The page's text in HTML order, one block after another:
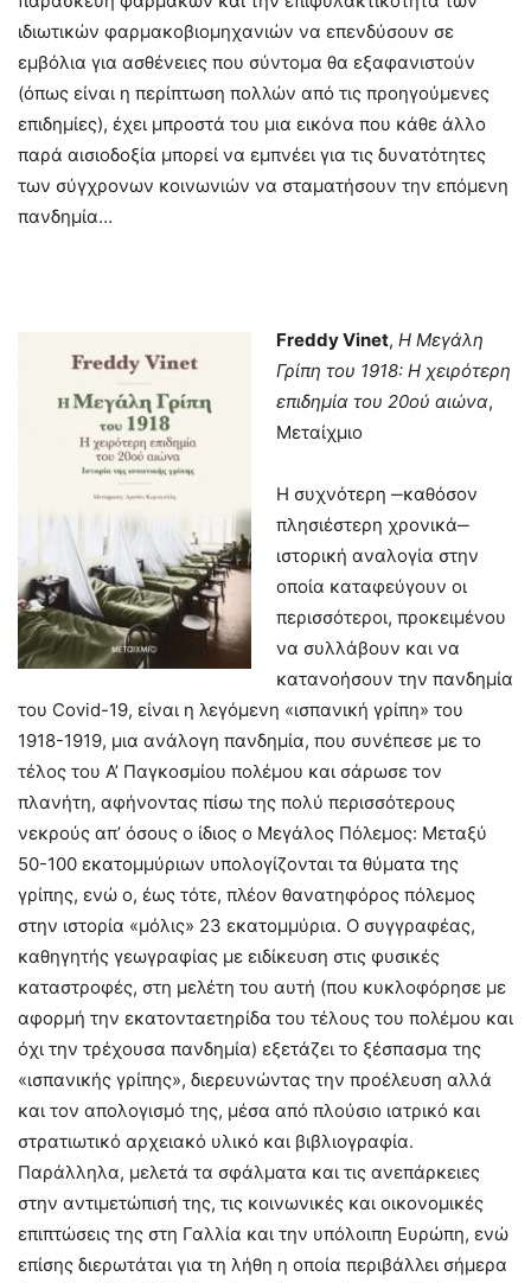
ιδιωτικών φαρμακοβιομηχανιών να επενδύσουν σε
εμβόλια για ασθένειες που σύντομα θα εξαφανιστούν
(όπως είναι η περίπτωση πολλών από τις προηγούμενες
επιδημίες), έχει μπροστά του μια εικόνα που κάθε άλλο
παρά αισιοδοξία μπορεί να εμπνέει για τις δυνατότητες
των σύγχρονων κοινωνιών να σταματήσουν την επόμενη
πανδημία…
FreddyVinet, Η Μεγάλη
Γρίπη του 1918: Η χειρότερη
επιδημία του 20ού αιώνα,
Μεταίχμιο
Η συχνότερη ‒καθόσον
πλησιέστερη χρονικά‒
ιστορική αναλογία στην
οποία καταφεύγουν οι
περισσότεροι, προκειμένου
να συλλάβουν και να
κατανοήσουν την πανδημία
του Covid-19, είναι η λεγόμενη «ισπανική γρίπη» του
1918-1919, μια ανάλογη πανδημία, που συνέπεσε με το
τέλος του Α’ Παγκοσμίου πολέμου και σάρωσε τον
πλανήτη, αφήνοντας πίσω της πολύ περισσότερους
νεκρούς απ’ όσους ο ίδιος ο Μεγάλος Πόλεμος: Μεταξύ
50-100 εκατομμύριων υπολογίζονται τα θύματα της
γρίπης, ενώ ο, έως τότε, πλέον θανατηφόρος πόλεμος
στην ιστορία «μόλις» 23 εκατομμύρια. Ο συγγραφέας,
καθηγητής γεωγραφίας με ειδίκευση στις φυσικές
καταστροφές, στη μελέτη του αυτή (που κυκλοφόρησε με
αφορμή την εκατονταετηρίδα του τέλους του πολέμου και
όχι την τρέχουσα πανδημία) εξετάζει το ξέσπασμα της
«ισπανικής γρίπης», διερευνώντας την προέλευση αλλά
και τον απολογισμό της, μέσα από πλούσιο ιατρικό και
στρατιωτικό αρχειακό υλικό και βιβλιογραφία.
Παράλληλα, μελετά τα σφάλματα και τις ανεπάρκειες
στην αντιμετώπισή της, τις κοινωνικές και οικονομικές
επιπτώσεις της στη Γαλλία και την υπόλοιπη Ευρώπη, ενώ
επίσης διερωτάται για τη λήθη η οποία περιβάλλει σήμερα